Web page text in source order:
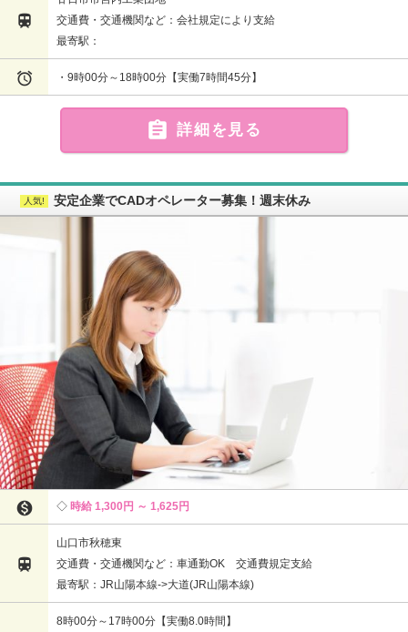

交通費・交通機関など：会社規定により支給
最寄駅：
 ・9時00分～18時00分【実働7時間45分】
 詳細を見る
安定企業でCADオペレーター募集！週末休み
 時給 1,300円 ～ 1,625円

山口市秋穂東
交通費・交通機関など：車通勤OK 交通費規定支給
最寄駅：JR山陽本線->大道(JR山陽本線)
8時00分～17時00分【実働8.0時間】